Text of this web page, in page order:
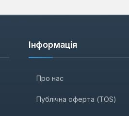
Інформація
Про нас
Публічна оферта (TOS)